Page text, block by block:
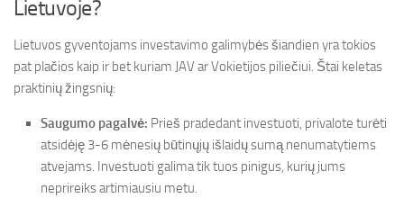
Lietuvoje?
Lietuvos gyventojams investavimo galimybės šiandien yra tokios
pat plačios kaip ir bet kuriam JAV ar Vokietijos piliečiui. Štai keletas
praktinių žingsnių:
Saugumo pagalvė: Prieš pradedant investuoti, privalote turėti
atsidėję 3-6 mėnesių būtinųjų išlaidų sumą nenumatytiems
atvejams. Investuoti galima tik tuos pinigus, kurių jums
neprireiks artimiausiu metu.